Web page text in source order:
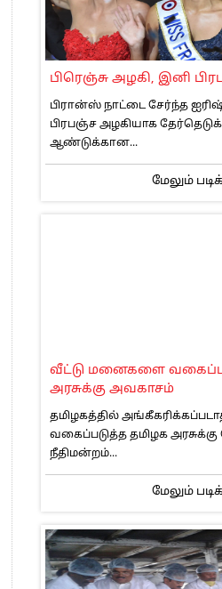
பிரெஞ்சு அழகி, இனி
பிரான்ஸ் நாட்டை சேர்ந்த
பிரபஞ்ச அழகியாக
ஆண்டுக்கான...
மேலும்
வீட்டு மனைகளை
அரசுக்கு அவகாசம்
தமிழகத்தில்
வகைப்படுத்த தமிழக
நீதிமன்றம்...
மேலும்